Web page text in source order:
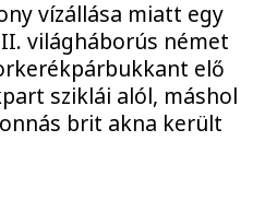
vízállása miatt egy
világháborús német
elő
sziklái alól, máshol
brit akna került